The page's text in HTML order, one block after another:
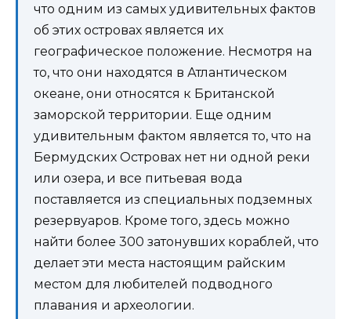
что одним из самых удивительных фактов
об этих островах является их
географическое положение. Несмотря на
то, что они находятся в Атлантическом
океане, они относятся к Британской
заморской территории. Еще одним
удивительным фактом является то, что на
Бермудских Островах нет ни одной реки
или озера, и все питьевая вода
поставляется из специальных подземных
резервуаров. Кроме того, здесь можно
найти более 300 затонувших кораблей, что
делает эти места настоящим райским
местом для любителей подводного
плавания и археологии.